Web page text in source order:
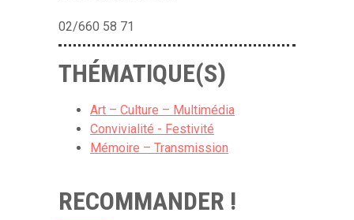
02/660 58 71
THÉMATIQUE(S)
Art – Culture – Multimédia
Convivialité - Festivité
Mémoire – Transmission
RECOMMANDER !